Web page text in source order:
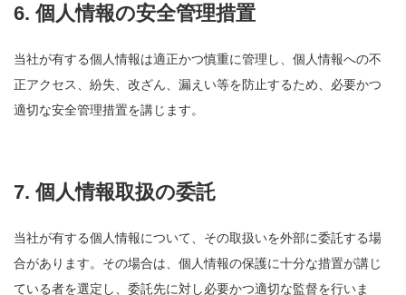
6. 個人情報の安全管理措置
当社が有する個人情報は適正かつ慎重に管理し、個人情報への不
正アクセス、紛失、改ざん、漏えい等を防止するため、必要かつ
適切な安全管理措置を講じます。
7. 個人情報取扱の委託
当社が有する個人情報について、その取扱いを外部に委託する場
合があります。その場合は、個人情報の保護に十分な措置が講じ
ている者を選定し、委託先に対し必要かつ適切な監督を行いま